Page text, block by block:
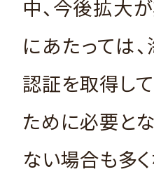
中、今後拡大
にあたっては
認証を取得し
ために必要と
ない場合も多く